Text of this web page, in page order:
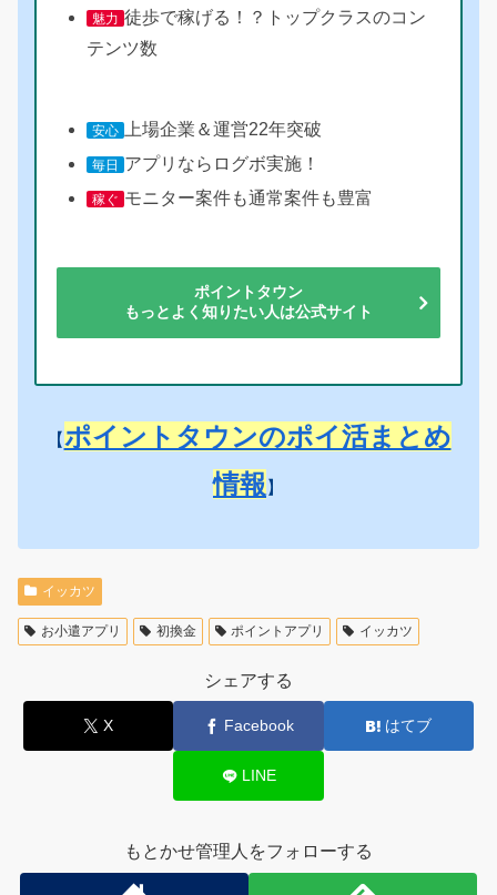
魅力 徒歩で稼げる！？トップクラスのコン
テンツ数
安心 上場企業＆運営22年突破
毎日 アプリならログボ実施！
稼ぐ モニター案件も通常案件も豊富
ポイントタウン
もっとよく知りたい人は公式サイト
【ポイントタウンのポイ活まとめ
情報 】
イッカツ
お小遣アプリ 初換金 ポイントアプリ イッカツ
シェアする
X Facebook はてブ
LINE
もとかせ管理人をフォローする